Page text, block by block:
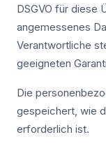
DSGVO für diese
angemessenes
Verantwortliche
geeigneten
Die
gespeichert, wie
erforderlich ist.